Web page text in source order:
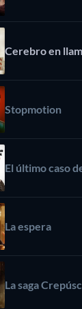
Cerebro en
Stopmotion
El último caso
La espera
La saga